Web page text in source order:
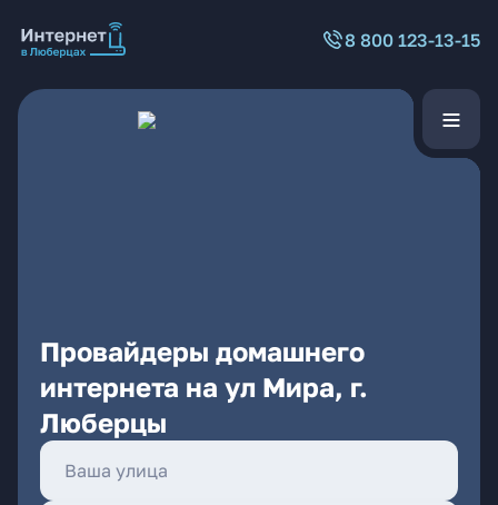
8 800 123-13-15
Провайдеры домашнего
интернета на ул Мира, г.
Люберцы